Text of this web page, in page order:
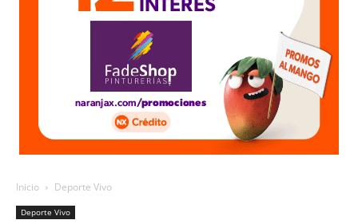
Inicio Deporte Vivo
Deporte Vivo